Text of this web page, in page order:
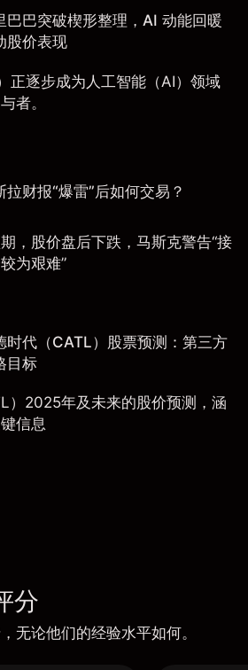
巴巴突破楔形整理，AI 动能回暖
股价表现
正逐步成为人工智能（AI）领域
者。
拉财报“爆雷”后如何交易？
，股价盘后下跌，马斯克警告“接
为艰难”
时代（CATL）股票预测：第三方
目标
）2025年及未来的股价预测，涵
信息
分
无论他们的经验水平如何。